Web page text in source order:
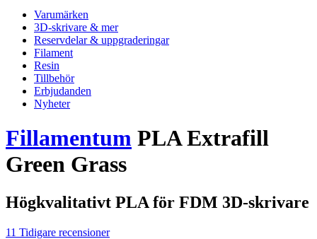
Varumärken
3D-skrivare & mer
Reservdelar & uppgraderingar
Filament
Resin
Tillbehör
Erbjudanden
Nyheter
Fillamentum PLA Extrafill
Green Grass
Högkvalitativt PLA för FDM 3D-skrivare
11 Tidigare recensioner